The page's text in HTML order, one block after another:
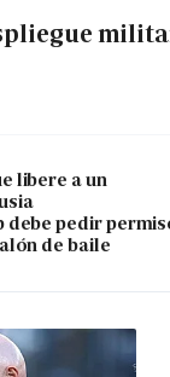
libere a un
debe pedir
de baile